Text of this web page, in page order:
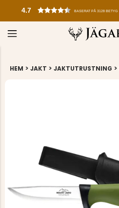
4.7 BASERAT PÅ 3128 BETYG
HEM > JAKT > JAKTUTRUSTNING >